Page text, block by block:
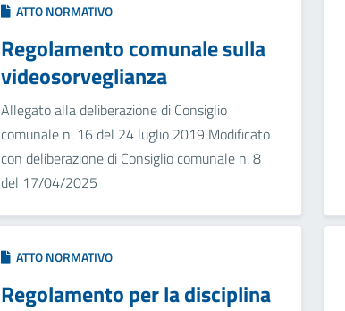
ATTO NORMATIVO
Regolamento comunale sulla
videosorveglianza
Allegato alla deliberazione di Consiglio
comunale n. 16 del 24 luglio 2019 Modificato
con deliberazione di Consiglio comunale n. 8
del 17/04/2025
ATTO NORMATIVO
Regolamento per la disciplina